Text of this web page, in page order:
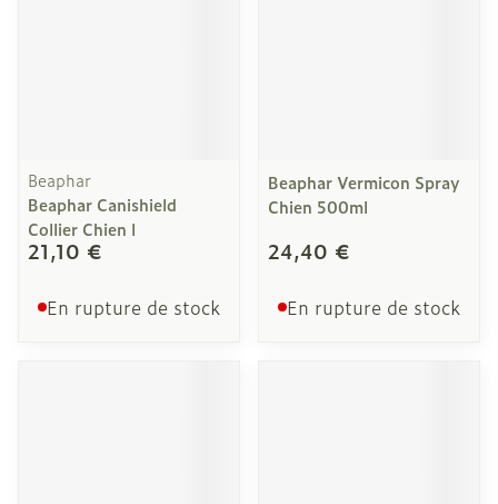
Beaphar
Beaphar Canishield
Collier Chien l
21,10 €
En rupture de stock
Beaphar Vermicon Spray
Chien 500ml
24,40 €
En rupture de stock